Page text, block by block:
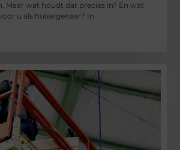
Maar wat houdt dat precies in? En wat
u als huiseigenaar? In